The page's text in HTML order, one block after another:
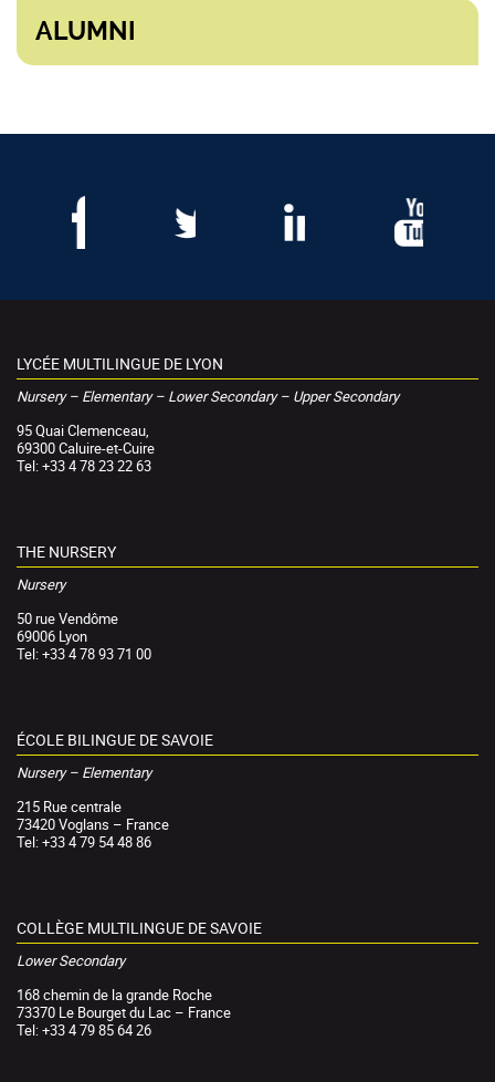
ALUMNI
LYCÉE MULTILINGUE DE LYON
Nursery – Elementary – Lower Secondary – Upper Secondary
95 Quai Clemenceau,
69300 Caluire-et-Cuire
Tel: +33 4 78 23 22 63
THE NURSERY
Nursery
50 rue Vendôme
69006 Lyon
Tel: +33 4 78 93 71 00
ÉCOLE BILINGUE DE SAVOIE
Nursery – Elementary
215 Rue centrale
73420 Voglans – France
Tel: +33 4 79 54 48 86
COLLÈGE MULTILINGUE DE SAVOIE
Lower Secondary
168 chemin de la grande Roche
73370 Le Bourget du Lac – France
Tel: +33 4 79 85 64 26